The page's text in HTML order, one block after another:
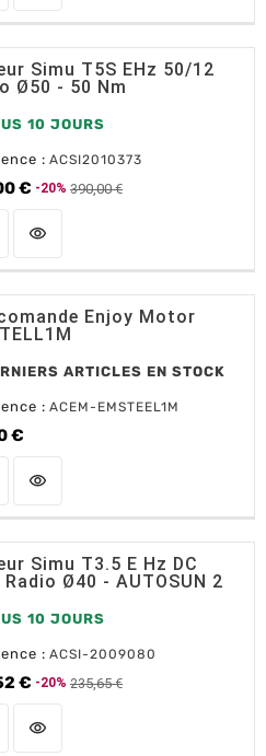
Simu T5S EHz 50/12
Ø50 - 50 Nm
10 JOURS
: ACSI2010373
€
base
-20% 390,00 €
AJOUTER AU PANIER
visibility
Enjoy Motor
ARTICLES EN STOCK
: ACEM-EMSTEEL1M
€
AJOUTER AU PANIER
visibility
Simu T3.5 E Hz DC
Ø40 - AUTOSUN 2
10 JOURS
: ACSI-2009080
€
base
-20% 235,65 €
AJOUTER AU PANIER
visibility